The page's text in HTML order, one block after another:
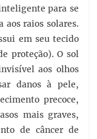
para se
aos raios solares.
em seu tecido
proteção). O sol
aos olhos
danos à pele,
precoce,
mais graves,
de câncer de